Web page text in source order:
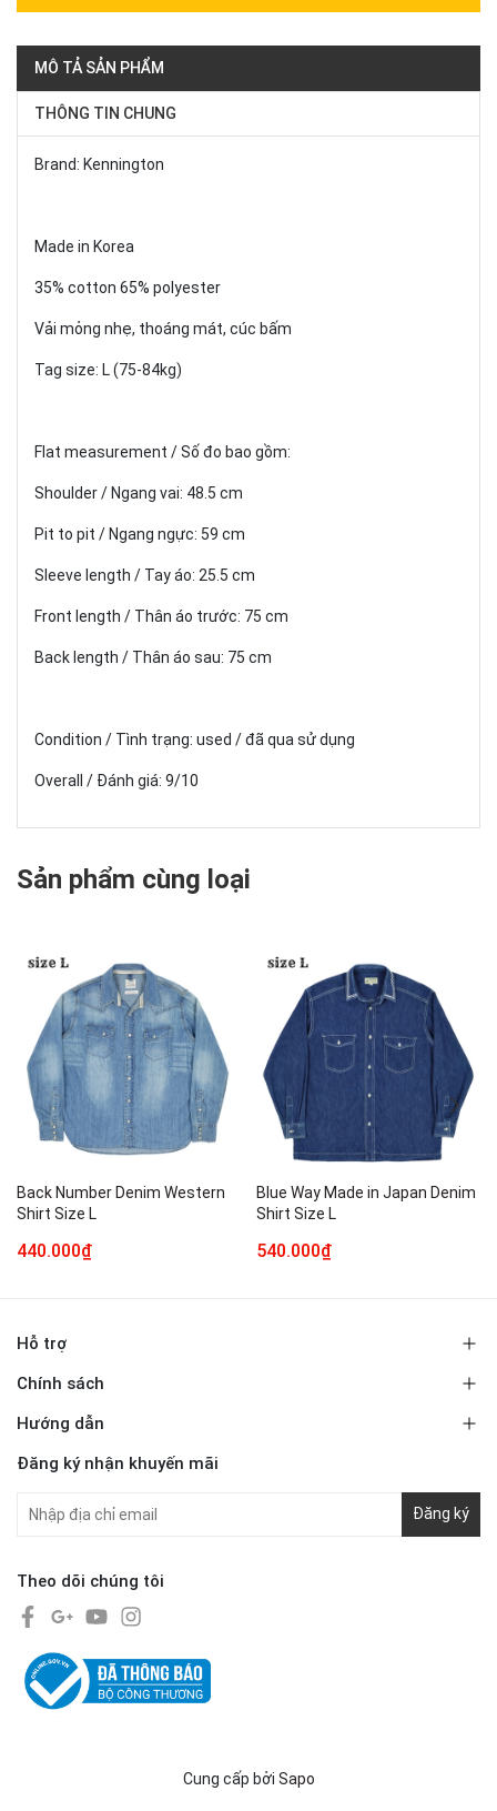
MÔ TẢ SẢN PHẨM
THÔNG TIN CHUNG
Brand: Kennington
Made in Korea
35% cotton 65% polyester
Vải mỏng nhẹ, thoáng mát, cúc bấm
Tag size: L (75-84kg)
Flat measurement / Số đo bao gồm:
Shoulder / Ngang vai: 48.5 cm
Pit to pit / Ngang ngực: 59 cm
Sleeve length / Tay áo: 25.5 cm
Front length / Thân áo trước: 75 cm
Back length / Thân áo sau: 75 cm
Condition / Tình trạng: used / đã qua sử dụng
Overall / Đánh giá: 9/10
Sản phẩm cùng loại
Back Number Denim Western
Shirt Size L
440.000₫
Blue Way Made in Japan Denim
Shirt Size L
540.000₫
Hỗ trợ
Chính sách
Hướng dẫn
Đăng ký nhận khuyến mãi
Đăng ký
Theo dõi chúng tôi
Cung cấp bởi Sapo